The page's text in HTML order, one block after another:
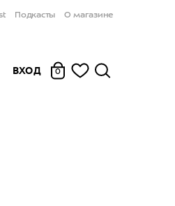
Подкасты О магазине
ВХОД 0